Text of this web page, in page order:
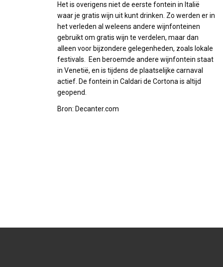
Het is overigens niet de eerste fontein in Italië
waar je gratis wijn uit kunt drinken. Zo werden er in
het verleden al weleens andere wijnfonteinen
gebruikt om gratis wijn te verdelen, maar dan
alleen voor bijzondere gelegenheden, zoals lokale
festivals. Een beroemde andere wijnfontein staat
in Venetië, en is tijdens de plaatselijke carnaval
actief. De fontein in Caldari de Cortona is altijd
geopend.
Bron: Decanter.com